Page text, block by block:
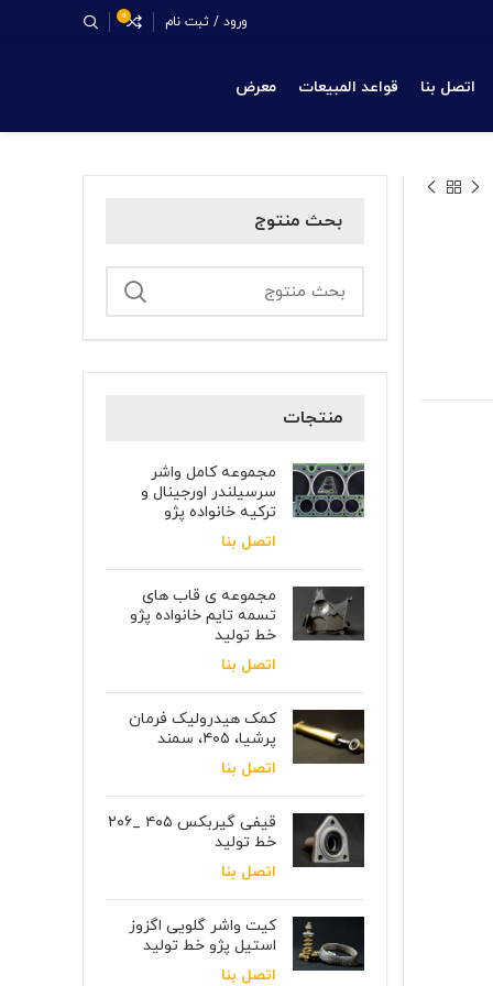
ورود / ثبت نام 0
اتصل بنا قواعد المبيعات معرض
بحث منتوج
منتجات
مجموعه کامل واشر
سرسیلندر اورجینال و
ترکیه خانواده پژو
اتصل بنا
مجموعه ی قاب های
تسمه تایم خانواده پژو
خط تولید
اتصل بنا
کمک هیدرولیک فرمان
پرشیا، ۴۰۵، سمند
اتصل بنا
قیفی گیربکس ۴۰۵ _۲۰۶
خط تولید
اتصل بنا
کیت واشر گلویی اگزوز
استیل پژو خط تولید
اتصل بنا